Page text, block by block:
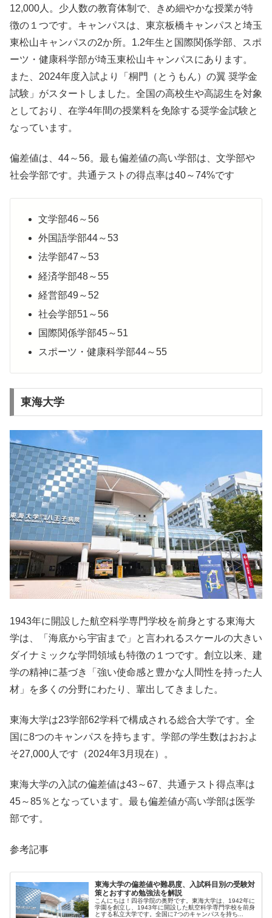
12,000人。少人数の教育体制で、きめ細やかな授業が特
徴の１つです。キャンパスは、東京板橋キャンパスと埼玉
東松山キャンパスの2か所。1.2年生と国際関係学部、スポ
ーツ・健康科学部が埼玉東松山キャンパスにあります。
また、2024年度入試より「桐門（とうもん）の翼 奨学金
試験」がスタートしました。全国の高校生や高認生を対象
としており、在学4年間の授業料を免除する奨学金試験と
なっています。
偏差値は、44～56。最も偏差値の高い学部は、文学部や
社会学部です。共通テストの得点率は40～74%です
文学部46～56
外国語学部44～53
法学部47～53
経済学部48～55
経営部49～52
社会学部51～56
国際関係学部45～51
スポーツ・健康科学部44～55
東海大学
1943年に開設した航空科学専門学校を前身とする東海大
学は、「海底から宇宙まで」と言われるスケールの大きい
ダイナミックな学問領域も特徴の１つです。創立以来、建
学の精神に基づき「強い使命感と豊かな人間性を持った人
材」を多くの分野にわたり、輩出してきました。
東海大学は23学部62学科で構成される総合大学です。全
国に8つのキャンパスを持ちます。学部の学生数はおおよ
そ27,000人です（2024年3月現在）。
東海大学の入試の偏差値は43～67、共通テスト得点率は
45～85％となっています。最も偏差値が高い学部は医学
部です。
参考記事
東海大学の偏差値や難易度、入試科目別の受験対
策とおすすめ勉強法を解説
こんにちは！四谷学院の奥野です。東海大学は、1942年に
学園を創立し、1943年に開設した航空科学専門学校を前身
とする私立大学です。全国に7つのキャンパスを持ち...